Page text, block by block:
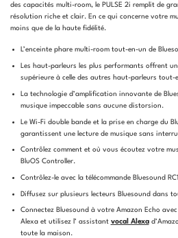
des capacités multi-room, le PULSE 2i remplit de
résolution riche et clair. En ce qui concerne votre
moins que de la haute fidélité.
L’enceinte phare multi-room tout-en-un de
Les haut-parleurs les plus performants offrent
supérieure à celle des autres haut-parleurs tout-
La technologie d’amplification innovante de
musique impeccable sans aucune distorsion.
Le Wi-Fi double bande et la prise en charge du
garantissent une lecture de musique sans
Contrôlez comment et où vous écoutez votre
BluOS Controller.
Contrôlez-le avec la télécommande Bluesound
Diffusez sur plusieurs lecteurs Bluesound dans
Connectez Bluesound à votre Amazon Echo
Alexa et utilisez l’ assistant vocal Alexa
toute la maison.